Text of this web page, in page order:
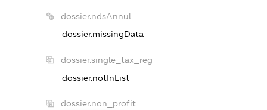
dossier.ndsAnnul
dossier.missingData
dossier.single_tax_reg
dossier.notInList
dossier.non_profit